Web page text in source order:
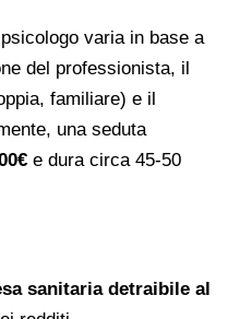
varia in base a
del professionista, il
familiare) e il
una seduta
e dura circa 45-50
sanitaria detraibile al